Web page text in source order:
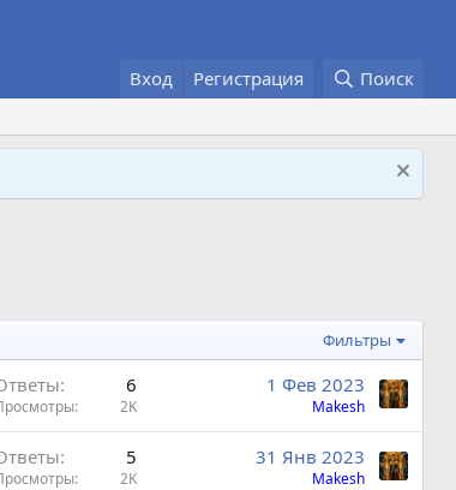
Вход Регистрация Поиск
Фильтры
6
2K
1 Фев 2023
Makesh
5
2K
31 Янв 2023
Makesh